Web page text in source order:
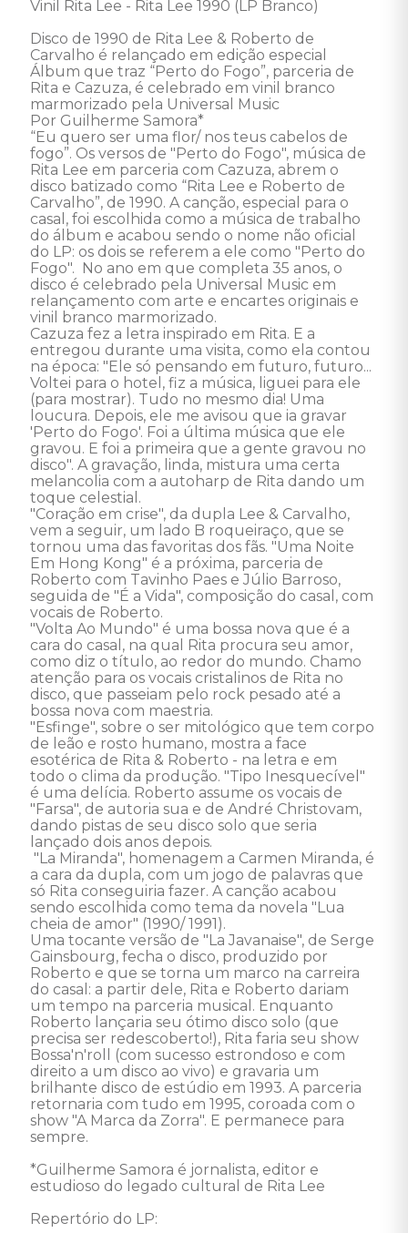
Vinil Rita Lee - Rita Lee 1990 (LP Branco)
Disco de 1990 de Rita Lee & Roberto de
Carvalho é relançado em edição especial
Álbum que traz “Perto do Fogo”, parceria de
Rita e Cazuza, é celebrado em vinil branco
marmorizado pela Universal Music
Por Guilherme Samora*
“Eu quero ser uma flor/ nos teus cabelos de
fogo”. Os versos de "Perto do Fogo", música de
Rita Lee em parceria com Cazuza, abrem o
disco batizado como “Rita Lee e Roberto de
Carvalho”, de 1990. A canção, especial para o
casal, foi escolhida como a música de trabalho
do álbum e acabou sendo o nome não oficial
do LP: os dois se referem a ele como "Perto do
Fogo".  No ano em que completa 35 anos, o
disco é celebrado pela Universal Music em
relançamento com arte e encartes originais e
vinil branco marmorizado.
Cazuza fez a letra inspirado em Rita. E a
entregou durante uma visita, como ela contou
na época: "Ele só pensando em futuro, futuro...
Voltei para o hotel, fiz a música, liguei para ele
(para mostrar). Tudo no mesmo dia! Uma
loucura. Depois, ele me avisou que ia gravar
'Perto do Fogo'. Foi a última música que ele
gravou. E foi a primeira que a gente gravou no
disco". A gravação, linda, mistura uma certa
melancolia com a autoharp de Rita dando um
toque celestial.
"Coração em crise", da dupla Lee & Carvalho,
vem a seguir, um lado B roqueiraço, que se
tornou uma das favoritas dos fãs. "Uma Noite
Em Hong Kong" é a próxima, parceria de
Roberto com Tavinho Paes e Júlio Barroso,
seguida de "É a Vida", composição do casal, com
vocais de Roberto.
"Volta Ao Mundo" é uma bossa nova que é a
cara do casal, na qual Rita procura seu amor,
como diz o título, ao redor do mundo. Chamo
atenção para os vocais cristalinos de Rita no
disco, que passeiam pelo rock pesado até a
bossa nova com maestria.
"Esfinge", sobre o ser mitológico que tem corpo
de leão e rosto humano, mostra a face
esotérica de Rita & Roberto - na letra e em
todo o clima da produção. "Tipo Inesquecível"
é uma delícia. Roberto assume os vocais de
"Farsa", de autoria sua e de André Christovam,
dando pistas de seu disco solo que seria
lançado dois anos depois.
a cara da dupla, com um jogo de palavras que
só Rita conseguiria fazer. A canção acabou
sendo escolhida como tema da novela "Lua
cheia de amor" (1990/ 1991).
Uma tocante versão de "La Javanaise", de Serge
Gainsbourg, fecha o disco, produzido por
Roberto e que se torna um marco na carreira
do casal: a partir dele, Rita e Roberto dariam
um tempo na parceria musical. Enquanto
Roberto lançaria seu ótimo disco solo (que
precisa ser redescoberto!), Rita faria seu show
Bossa'n'roll (com sucesso estrondoso e com
direito a um disco ao vivo) e gravaria um
brilhante disco de estúdio em 1993. A parceria
retornaria com tudo em 1995, coroada com o
show "A Marca da Zorra". E permanece para
sempre.
*Guilherme Samora é jornalista, editor e
estudioso do legado cultural de Rita Lee
Repertório do LP: